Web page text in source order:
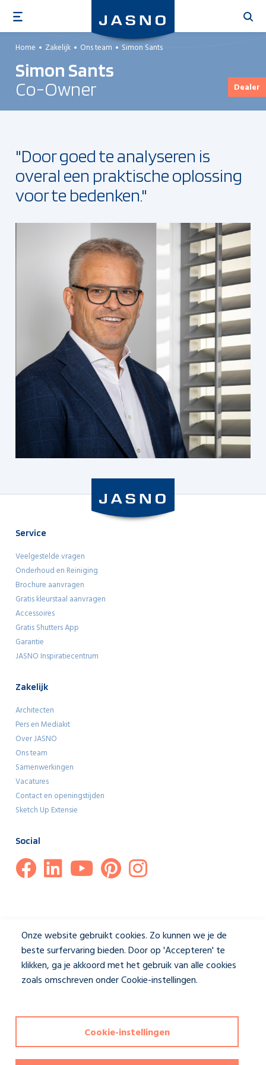
naar
inhoud
gaan
Dealer
Home Zakelijk Ons team Simon Sants
Simon Sants
Co-Owner
"Door goed te analyseren is
overal een praktische oplossing
voor te bedenken."
Service
Veelgestelde vragen
Onderhoud en Reiniging
Brochure aanvragen
Gratis kleurstaal aanvragen
Accessoires
Gratis Shutters App
Garantie
JASNO Inspiratiecentrum
Zakelijk
Architecten
Pers en Mediakit
Over JASNO
Ons team
Samenwerkingen
Vacatures
Contact en openingstijden
Sketch Up Extensie
Social
Disclaimer & Privacybeleid|Cookie-instellingen
Onze website gebruikt cookies. Zo kunnen we je de
beste surfervaring bieden. Door op 'Accepteren' te
klikken, ga je akkoord met het gebruik van alle cookies
zoals omschreven onder Cookie-instellingen.
Cookie-instellingen